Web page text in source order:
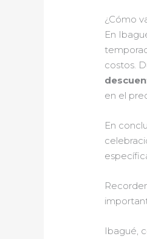
¿Cómo
En
costos.
en el
En
Ibagué,